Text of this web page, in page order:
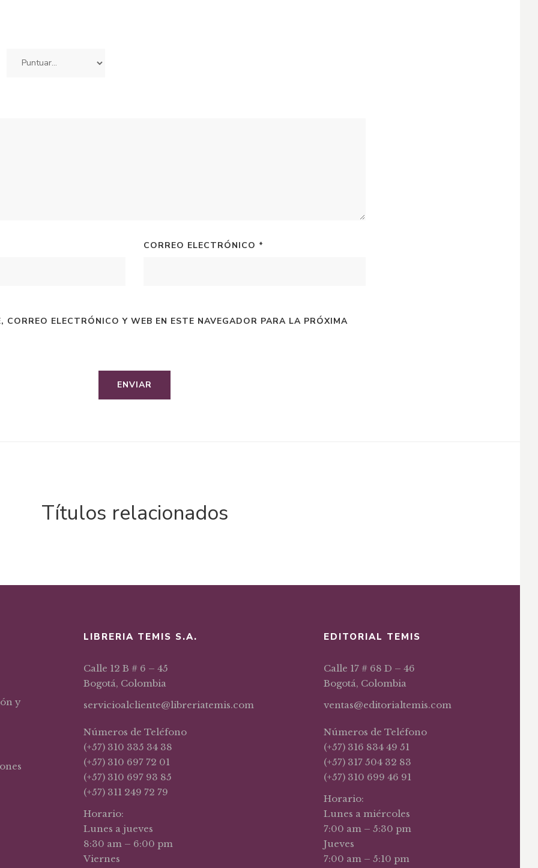
CORREO ELECTRÓNICO *
CORREO ELECTRÓNICO Y WEB EN ESTE NAVEGADOR PARA LA PRÓXIMA
Títulos relacionados
y
LIBRERIA TEMIS S.A.
Calle 12 B # 6 – 45
Bogotá, Colombia
servicioalcliente@libreriatemis.com
Números de Teléfono
(+57) 310 335 34 38
(+57) 310 697 72 01
(+57) 310 697 93 85
(+57) 311 249 72 79
Horario:
Lunes a jueves
8:30 am – 6:00 pm
Viernes
EDITORIAL TEMIS
Calle 17 # 68 D – 46
Bogotá, Colombia
ventas@editorialtemis.com
Números de Teléfono
(+57) 316 834 49 51
(+57) 317 504 32 83
(+57) 310 699 46 91
Horario:
Lunes a miércoles
7:00 am – 5:30 pm
Jueves
7:00 am – 5:10 pm